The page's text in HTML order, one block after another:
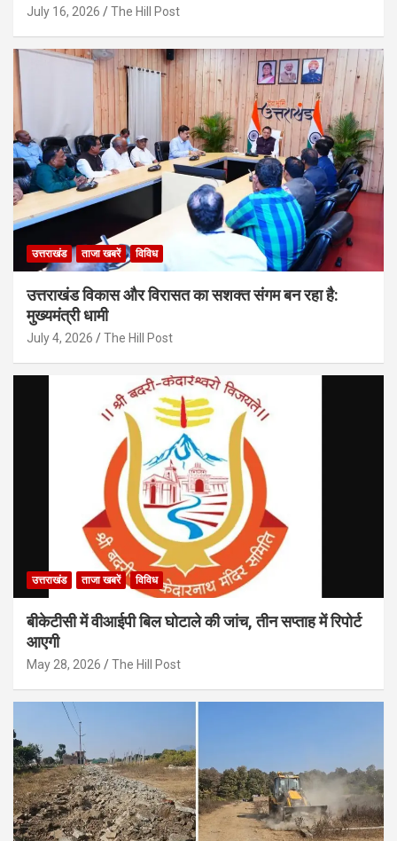
July 16, 2026 The Hill Post
उत्तराखंड ताजा खबरें विविध
उत्तराखंड विकास और विरासत का सशक्त संगम बन रहा है:
मुख्यमंत्री धामी
July 4, 2026 The Hill Post
उत्तराखंड ताजा खबरें विविध
बीकेटीसी में वीआईपी बिल घोटाले की जांच, तीन सप्ताह में रिपोर्ट
आएगी
May 28, 2026 The Hill Post